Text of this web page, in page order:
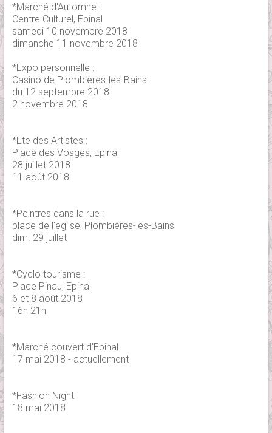
*Marché d'Automne :
Centre Culturel, Epinal
samedi 10 novembre 2018
dimanche 11 novembre 2018
*Expo personnelle :
Casino de Plombières-les-Bains
du 12 septembre 2018
2 novembre 2018
*Ete des Artistes :
Place des Vosges, Epinal
28 juillet 2018
11 août 2018
*Peintres dans la rue :
place de l'eglise, Plombières-les-Bains
dim. 29 juillet
*Cyclo tourisme :
Place Pinau, Epinal
6 et 8 août 2018
16h 21h
*Marché couvert d'Epinal
17 mai 2018 - actuellement
*Fashion Night
18 mai 2018